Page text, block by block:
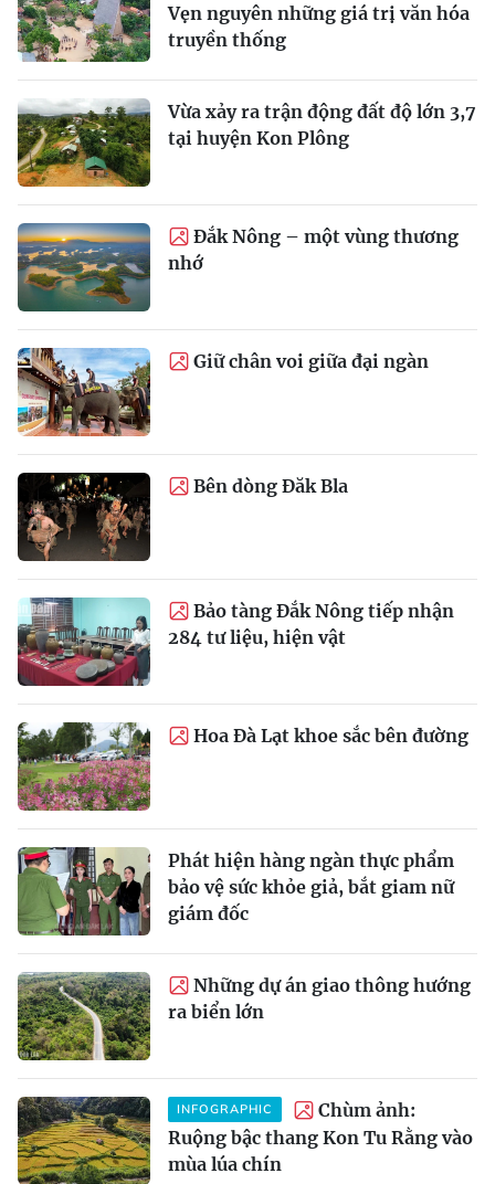
Vẹn nguyên những giá trị văn hóa
truyền thống
Vừa xảy ra trận động đất độ lớn 3,7
tại huyện Kon Plông
Đắk Nông – một vùng thương
nhớ
Giữ chân voi giữa đại ngàn
Bên dòng Đăk Bla
Bảo tàng Đắk Nông tiếp nhận
284 tư liệu, hiện vật
Hoa Đà Lạt khoe sắc bên đường
Phát hiện hàng ngàn thực phẩm
bảo vệ sức khỏe giả, bắt giam nữ
giám đốc
Những dự án giao thông hướng
ra biển lớn
INFOGRAPHIC
Chùm ảnh:
Ruộng bậc thang Kon Tu Rằng vào
mùa lúa chín